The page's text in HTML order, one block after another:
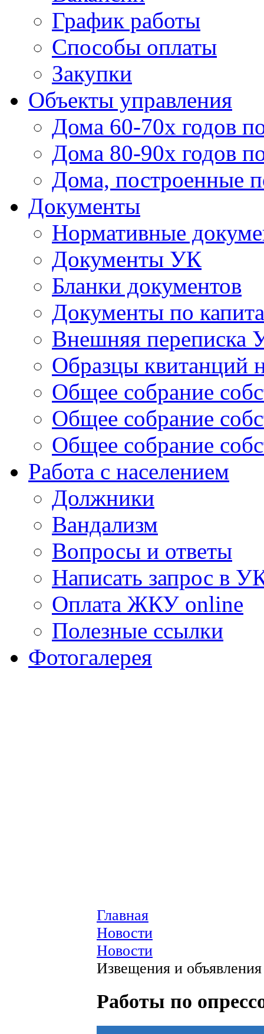
График работы
Способы оплаты
Закупки
Объекты управления
Дома 60-70х годов
Дома 80-90х годов
Дома, построенные
Документы
Нормативные
Документы УК
Бланки документов
Документы по
Внешняя переписка
Образцы квитанций
Общее собрание
Общее собрание
Общее собрание
Работа с населением
Должники
Вандализм
Вопросы и ответы
Написать запрос в
Оплата ЖКУ online
Полезные ссылки
Фотогалерея
Главная
Новости
Новости
Извещения и объявления
Работы по